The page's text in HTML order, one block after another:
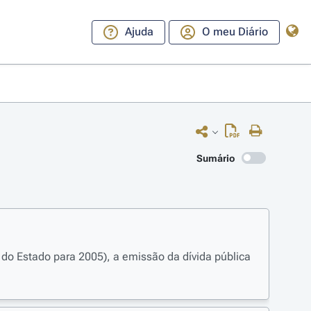
Ajuda O meu Diário
Sumário
Estado para 2005), a emissão da dívida pública